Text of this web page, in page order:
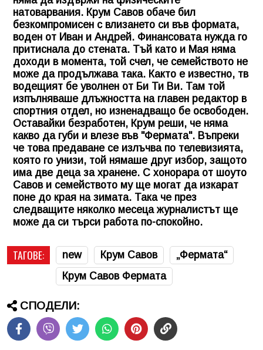
натоварвания. Крум Савов обаче бил
безкомпромисен с влизането си във формата,
воден от Иван и Андрей. Финансовата нужда го
притиснала до стената. Тъй като и Мая няма
доходи в момента, той счел, че семейството не
може да продължава така. Както е известно, тв
водещият бе уволнен от Би Ти Ви. Там той
изпълняваше длъжността на главен редактор в
спортния отдел, но изненадващо бе освободен.
Оставайки безработен, Крум реши, че няма
какво да губи и влезе във "Фермата". Въпреки
че това предаване се излъчва по телевизията,
която го унизи, той нямаше друг избор, защото
има две деца за хранене. С хонорара от шоуто
Савов и семейството му ще могат да изкарат
поне до края на зимата. Така че през
следващите няколко месеца журналистът ще
може да си търси работа по-спокойно.
ТАГОВЕ: new Крум Савов
„Фермата“
Крум Савов Фермата
СПОДЕЛИ: